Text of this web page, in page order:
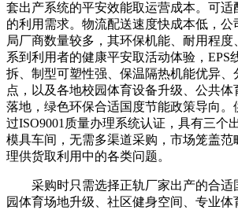
套出产系统的平安效能取运营成本。可适
的利用需求。物流配送速度快成本低，公
局厂商数量较多，其环保机能、耐用程度
系到利用者的健康平安取活动体验，EPS
拆、制型可塑性强、保温隔热机能优异、
点，以及各地校园体育设备升级、公共
落地，绿色环保合适国度节能政策导向。
过ISO9001质量办理系统认证，具有三个
模具车间，无需多渠道采购，市场笼盖范
理供货取利用中的各类问题。
采购时只需选择正轨厂家出产的合适
园体育场地升级、社区健身空间、专业